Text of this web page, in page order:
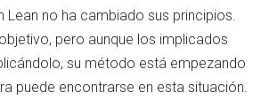
Lean no ha cambiado sus principios.
pero aunque los implicados
su método está empezando
puede encontrarse en esta situación.